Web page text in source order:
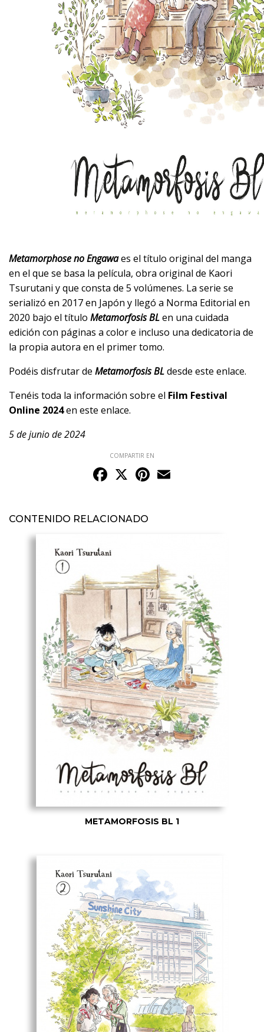
Metamorphose no Engawaes el título original del manga
en el que se basa la película, obra original de Kaori
Tsurutani y que consta de 5 volúmenes. La serie se
serializó en 2017 en Japón y llegó a Norma Editorial en
2020 bajo el título Metamorfosis BLen una cuidada
edición con páginas a color e incluso una dedicatoria de
la propia autora en el primer tomo.
Podéis disfrutar de Metamorfosis BLdesde este enlace.
Tenéis toda la información sobre el Film Festival
Online 2024en este enlace.
5 de junio de 2024
COMPARTIR EN
Facebook
X Pinterest
CONTENIDO RELACIONADO
METAMORFOSIS BL 1